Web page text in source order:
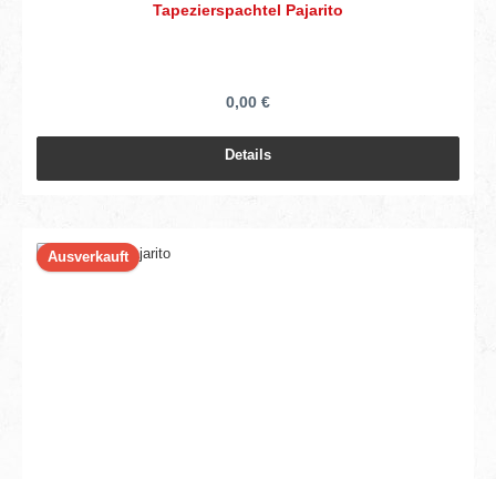
Tapezierspachtel Pajarito
0,00 €
Details
Ausverkauft